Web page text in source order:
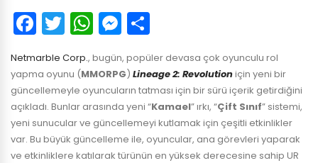
Facebook
Twitter
WhatsApp
Messenger
Netmarble Corp., bugün, popüler devasa çok oyunculu rol
yapma oyunu (MMORPG) Lineage 2: Revolutioniçin yeni bir
güncellemeyle oyuncuların tatması için bir sürü içerik getirdiğini
açıkladı. Bunlar arasında yeni “Kamael” ırkı, “Çift Sınıf” sistemi,
yeni sunucular ve güncellemeyi kutlamak için çeşitli etkinlikler
var. Bu büyük güncelleme ile, oyuncular, ana görevleri yaparak
ve etkinliklere katılarak türünün en yüksek derecesine sahip UR